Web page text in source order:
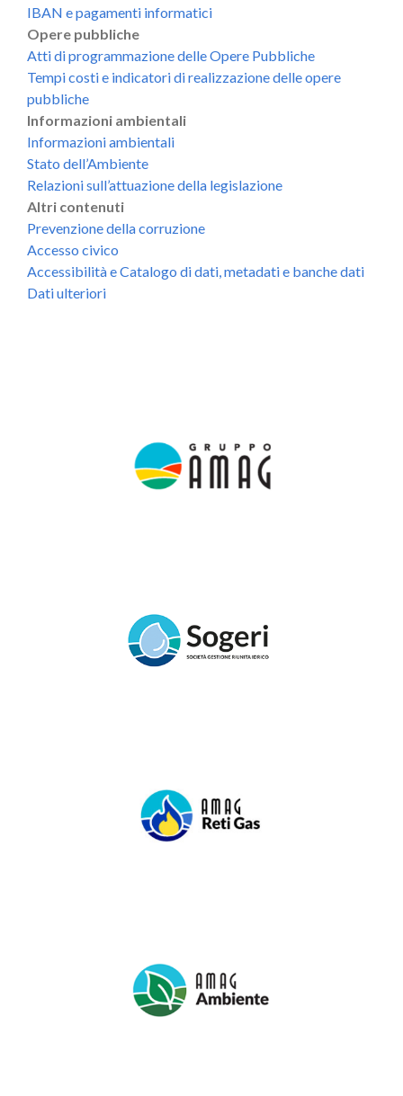
IBAN e pagamenti informatici
Opere pubbliche
Atti di programmazione delle Opere Pubbliche
Tempi costi e indicatori di realizzazione delle opere
pubbliche
Informazioni ambientali
Informazioni ambientali
Stato dell’Ambiente
Relazioni sull’attuazione della legislazione
Altri contenuti
Prevenzione della corruzione
Accesso civico
Accessibilità e Catalogo di dati, metadati e banche dati
Dati ulteriori